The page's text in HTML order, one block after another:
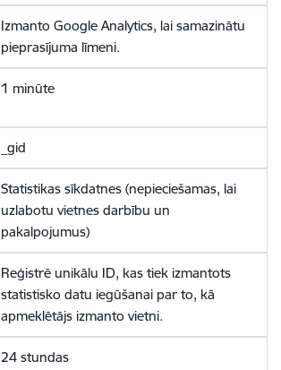
Izmanto Google Analytics, lai samazinātu
pieprasījuma līmeni.
1 minūte
_gid
Statistikas sīkdatnes (nepieciešamas, lai
uzlabotu vietnes darbību un
pakalpojumus)
Reģistrē unikālu ID, kas tiek izmantots
statistisko datu iegūšanai par to, kā
apmeklētājs izmanto vietni.
24 stundas